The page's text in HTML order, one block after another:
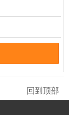
回到顶部